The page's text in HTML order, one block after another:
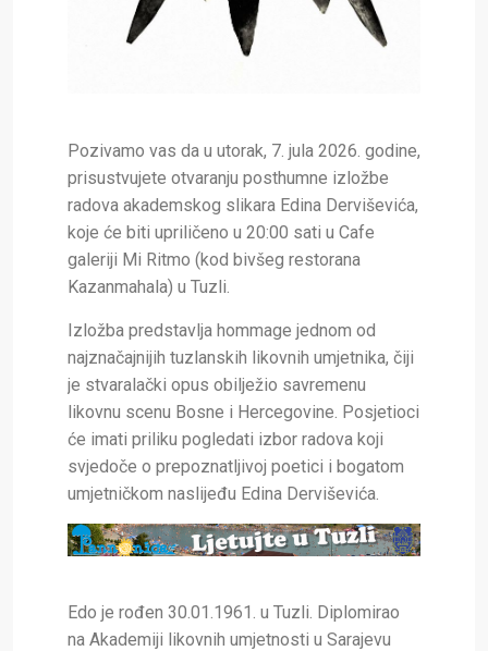
Pozivamo vas da u utorak, 7. jula 2026. godine,
prisustvujete otvaranju posthumne izložbe
radova akademskog slikara Edina Derviševića,
koje će biti upriličeno u 20:00 sati u Cafe
galeriji Mi Ritmo (kod bivšeg restorana
Kazanmahala) u Tuzli.
Izložba predstavlja hommage jednom od
najznačajnijih tuzlanskih likovnih umjetnika, čiji
je stvaralački opus obilježio savremenu
likovnu scenu Bosne i Hercegovine. Posjetioci
će imati priliku pogledati izbor radova koji
svjedoče o prepoznatljivoj poetici i bogatom
umjetničkom naslijeđu Edina Derviševića.
Edo je rođen 30.01.1961. u Tuzli. Diplomirao
na Akademiji likovnih umjetnosti u Sarajevu